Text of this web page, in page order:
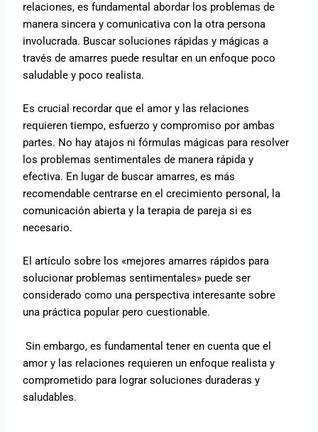
relaciones, es fundamental abordar los problemas de
manera sincera y comunicativa con la otra persona
involucrada. Buscar soluciones rápidas y mágicas a
través de amarres puede resultar en un enfoque poco
saludable y poco realista.
Es crucial recordar que el amor y las relaciones
requieren tiempo, esfuerzo y compromiso por ambas
partes. No hay atajos ni fórmulas mágicas para resolver
los problemas sentimentales de manera rápida y
efectiva. En lugar de buscar amarres, es más
recomendable centrarse en el crecimiento personal, la
comunicación abierta y la terapia de pareja si es
necesario.
El artículo sobre los «mejores amarres rápidos para
solucionar problemas sentimentales» puede ser
considerado como una perspectiva interesante sobre
una práctica popular pero cuestionable.
Sin embargo, es fundamental tener en cuenta que el
amor y las relaciones requieren un enfoque realista y
comprometido para lograr soluciones duraderas y
saludables.